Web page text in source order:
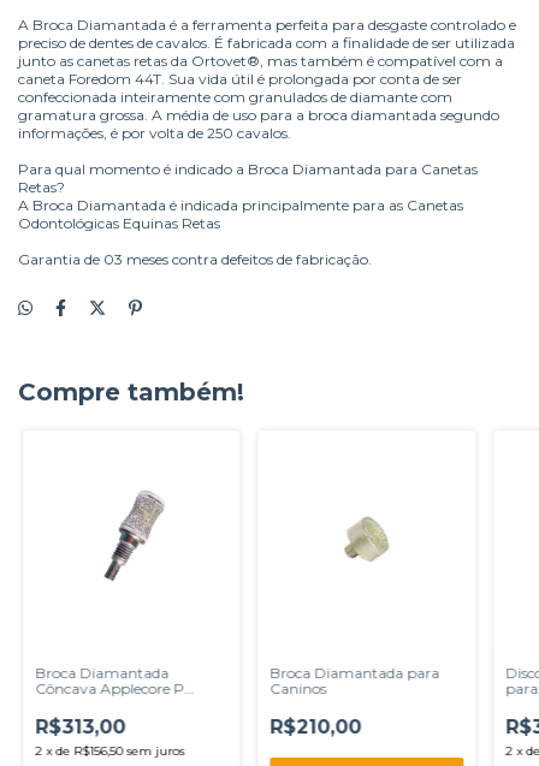
A Broca Diamantada é a ferramenta perfeita para desgaste controlado e
preciso de dentes de cavalos. É fabricada com a finalidade de ser utilizada
junto as canetas retas da Ortovet®, mas também é compatível com a
caneta Foredom 44T. Sua vida útil é prolongada por conta de ser
confeccionada inteiramente com granulados de diamante com
gramatura grossa. A média de uso para a broca diamantada segundo
informações, é por volta de 250 cavalos.
Para qual momento é indicado a Broca Diamantada para Canetas
Retas?
A Broca Diamantada é indicada principalmente para as Canetas
Odontológicas Equinas Retas
Garantia de 03 meses contra defeitos de fabricação.
Compre também!
Broca Diamantada
Côncava Applecore P
R$313,00
2 xde R$156,50 sem juros
Broca Diamantada para
Caninos
R$210,00
2 x